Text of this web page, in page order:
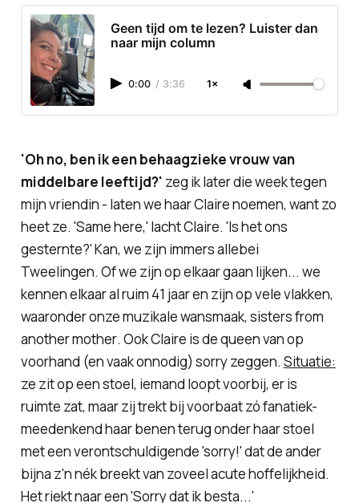
Geen tijd om te lezen? Luister dan
naar mijn column
0:00 / 3:36 1×
'Oh no, ben ik een behaagzieke vrouw van
middelbare leeftijd?' zeg ik later die week tegen
mijn vriendin - laten we haar Claire noemen, want zo
heet ze. 'Same here,' lacht Claire. 'Is het ons
gesternte?' Kan, we zijn immers allebei
Tweelingen. Of we zijn op elkaar gaan lijken... we
kennen elkaar al ruim 41 jaar en zijn op vele vlakken,
waaronder onze muzikale wansmaak, sisters from
another mother. Ook Claire is dequeenvan op
voorhand (en vaak onnodig) sorry zeggen. Situatie:
ze zit op een stoel, iemand loopt voorbij, er is
ruimte zat, maar zij trekt bij voorbaat zó fanatiek-
meedenkend haar benen terug onder haar stoel
met een verontschuldigende 'sorry!' dat de ander
bijna z'n nék breekt van zoveel acute hoffelijkheid.
Het riekt naar een 'Sorry dat ik besta...'